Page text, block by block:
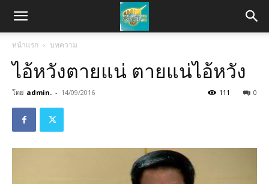
หน้าแรก บทความ
ไอ้หวังตายแน่ ตายแน่ไอ้หวัง
โดย admin. - 14/09/2016 0
111